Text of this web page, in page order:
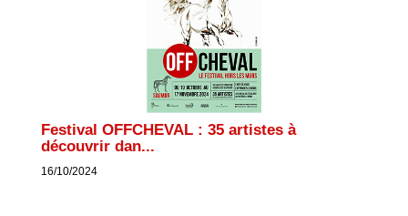
Festival OFFCHEVAL : 35 artistes à
découvrir dan...
16/10/2024